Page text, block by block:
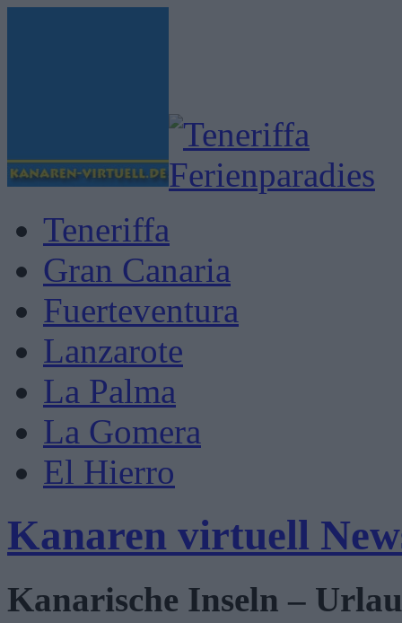
Teneriffa
Gran Canaria
Fuerteventura
Lanzarote
La Palma
La Gomera
El Hierro
Kanaren virtuell
Kanarische Inseln –